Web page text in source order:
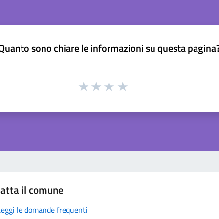
sono chiare le informazioni su questa
il comune
le domande frequenti